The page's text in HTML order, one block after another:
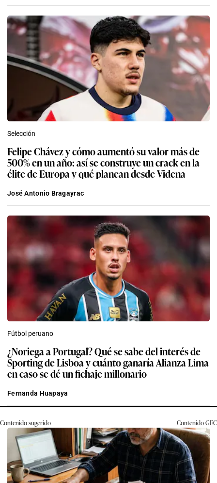
Selección
Felipe Chávez y cómo aumentó su valor más de
500% en un año: así se construye un crack en la
élite de Europa y qué planean desde Videna
José Antonio Bragayrac
Fútbol peruano
¿Noriega a Portugal? Qué se sabe del interés de
Sporting de Lisboa y cuánto ganaría Alianza Lima
en caso se dé un fichaje millonario
Fernanda Huapaya
Contenido sugerido ContenidoGEC